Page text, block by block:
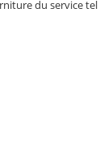
du service